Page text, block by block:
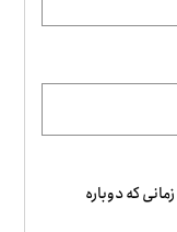
که دوباره